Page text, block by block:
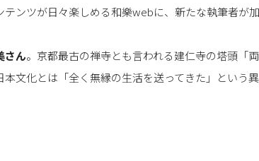
ンツが日々楽しめる和樂webに、新たな執筆者が加
さん。京都最古の禅寺とも言われる建仁寺の塔頭「
文化とは「全く無縁の生活を送ってきた」という